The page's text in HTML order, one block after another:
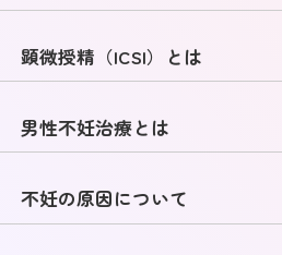
顕微授精（ICSI）とは
男性不妊治療とは
不妊の原因について